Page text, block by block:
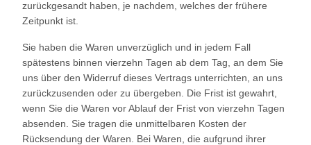
zurückgesandt haben, je nachdem, welches der frühere
Zeitpunkt ist.
Sie haben die Waren unverzüglich und in jedem Fall
spätestens binnen vierzehn Tagen ab dem Tag, an dem Sie
uns über den Widerruf dieses Vertrags unterrichten, an uns
zurückzusenden oder zu übergeben. Die Frist ist gewahrt,
wenn Sie die Waren vor Ablauf der Frist von vierzehn Tagen
absenden. Sie tragen die unmittelbaren Kosten der
Rücksendung der Waren.
Bei Waren, die aufgrund ihrer